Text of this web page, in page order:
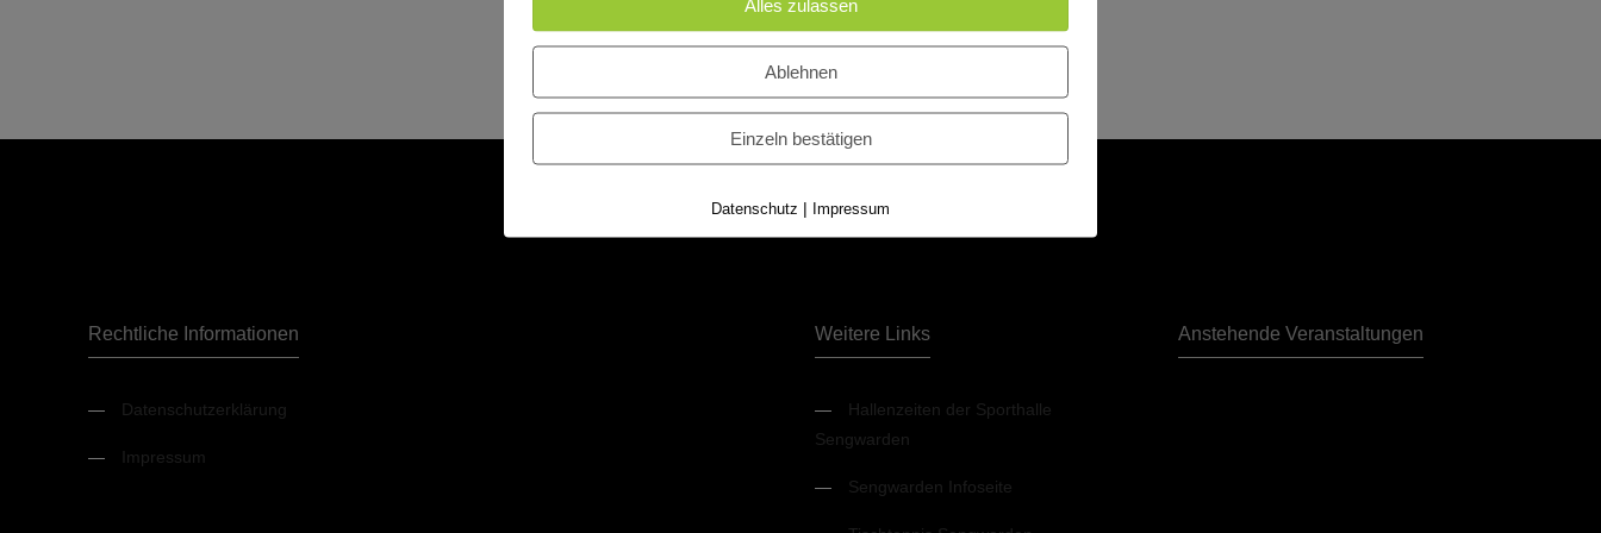
Rechtliche Informationen
— Datenschutzerklärung
— Impressum
Weitere Links
—
Hallenzeiten der Sporthalle
Sengwarden
— Sengwarden Infoseite
Anstehende Veranstaltungen
Alles zulassen
Ablehnen
Einzeln bestätigen
Datenschutz | Impressum